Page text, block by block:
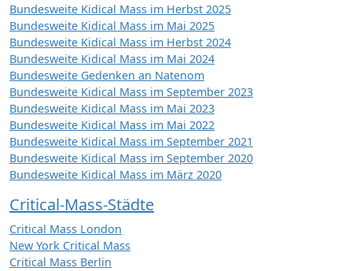
Bundesweite Kidical Mass im Herbst 2025
Bundesweite Kidical Mass im Mai 2025
Bundesweite Kidical Mass im Herbst 2024
Bundesweite Kidical Mass im Mai 2024
Bundesweite Gedenken an Natenom
Bundesweite Kidical Mass im September 2023
Bundesweite Kidical Mass im Mai 2023
Bundesweite Kidical Mass im Mai 2022
Bundesweite Kidical Mass im September 2021
Bundesweite Kidical Mass im September 2020
Bundesweite Kidical Mass im März 2020
Critical-Mass-Städte
Critical Mass London
New York Critical Mass
Critical Mass Berlin